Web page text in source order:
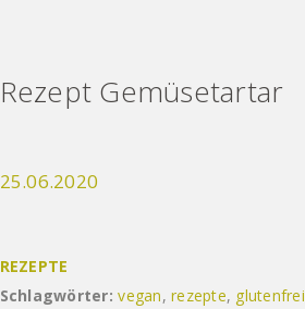
Rezept Gemüsetartar
25.06.2020
REZEPTE
Schlagwörter: vegan,rezepte, glutenfrei